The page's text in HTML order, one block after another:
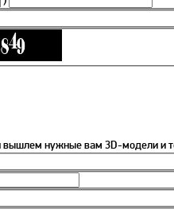
нужные вам 3D-модели и